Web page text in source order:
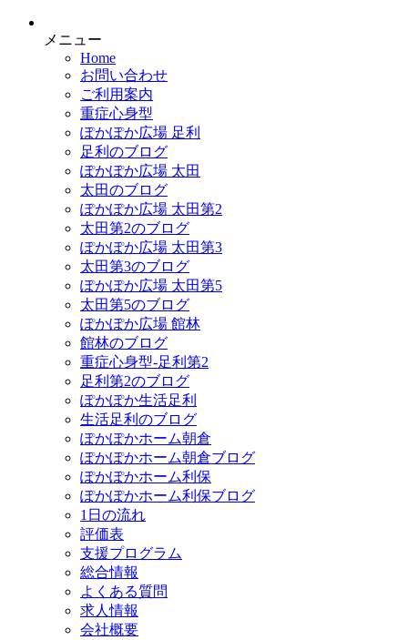
メニュー
Home
お問い合わせ
ご利用案内
重症心身型
ぽかぽか広場 足利
足利のブログ
ぽかぽか広場 太田
太田のブログ
ぽかぽか広場 太田第2
太田第2のブログ
ぽかぽか広場 太田第3
太田第3のブログ
ぽかぽか広場 太田第5
太田第5のブログ
ぽかぽか広場 館林
館林のブログ
重症心身型-足利第2
足利第2のブログ
ぽかぽか生活足利
生活足利のブログ
ぽかぽかホーム朝倉
ぽかぽかホーム朝倉ブログ
ぽかぽかホーム利保
ぽかぽかホーム利保ブログ
1日の流れ
評価表
支援プログラム
総合情報
よくある質問
求人情報
会社概要